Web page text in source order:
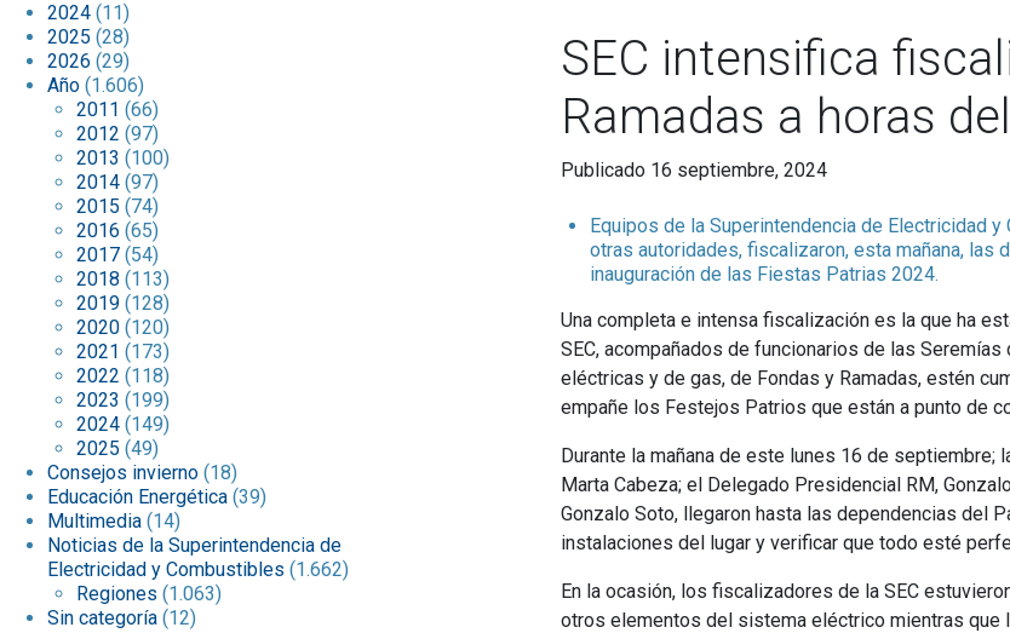
2024 (11)
2025 (28)
2026 (29)
Año (1.606)
2011 (66)
2012 (97)
2013 (100)
2014 (97)
2015 (74)
2016 (65)
2017 (54)
2018 (113)
2019 (128)
2020 (120)
2021 (173)
2022 (118)
2023 (199)
2024 (149)
2025 (49)
Consejos invierno (18)
Educación Energética (39)
Multimedia (14)
Noticias de la Superintendencia de
Electricidad y Combustibles (1.662)
Regiones (1.063)
Sin categoría (12)
SEC intensifica
Ramadas a horas
Publicado 16 septiembre, 2024
Equipos de la Superintendencia de Electricidad
otras autoridades, fiscalizaron, esta mañana, las
inauguración de las Fiestas Patrias 2024.
Una completa e intensa fiscalización es la que ha
SEC, acompañados de funcionarios de las
eléctricas y de gas, de Fondas y Ramadas, estén
empañe los Festejos Patrios que están a punto de
Durante la mañana de este lunes 16 de septiembre;
Marta Cabeza; el Delegado Presidencial RM,
Gonzalo Soto, llegaron hasta las dependencias del
instalaciones del lugar y verificar que todo esté
En la ocasión, los fiscalizadores de la SEC
otros elementos del sistema eléctrico mientras